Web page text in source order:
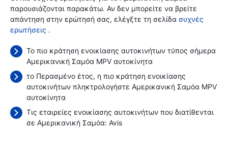
παρουσιάζονται παρακάτω. Αν δεν μπορείτε να βρείτε
απάντηση στην ερώτησή σας, ελέγξτε τη σελίδα συχνές
ερωτήσεις .
Το πιο κράτηση ενοικίασης αυτοκινήτων τύπος σήμερα
Αμερικανική Σαμόα MPV αυτοκίνητα
το Περασμένο έτος, η πιο κράτηση ενοικίασης
αυτοκινήτων πληκτρολογήστε Αμερικανική Σαμόα MPV
αυτοκίνητα
Τις εταιρείες ενοικίασης αυτοκινήτων που διατίθενται
σε Αμερικανική Σαμόα: Avis